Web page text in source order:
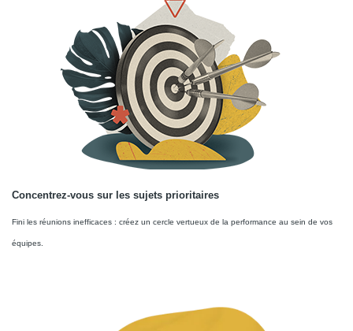
Concentrez-vous sur les sujets prioritaires
Fini les réunions inefficaces : créez un cercle vertueux de la performance au sein de vos
équipes.